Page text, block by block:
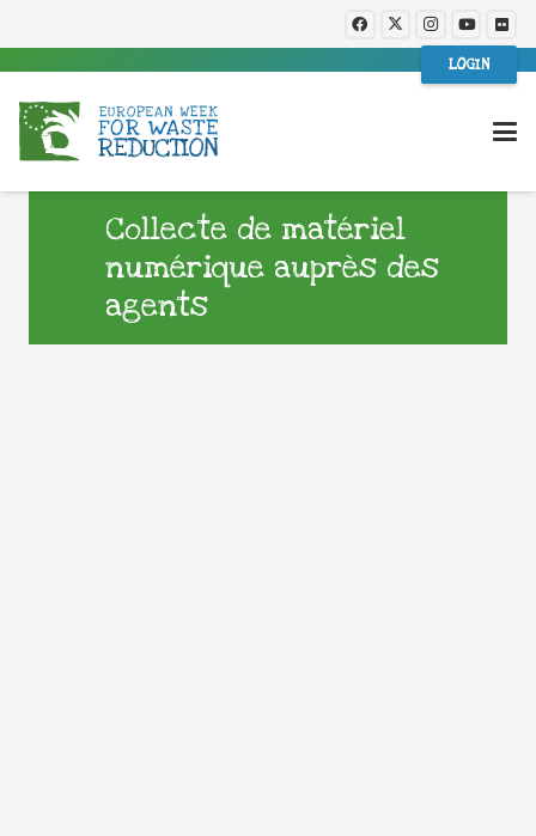
LOGIN
Collecte de matériel
numérique auprès des
agents